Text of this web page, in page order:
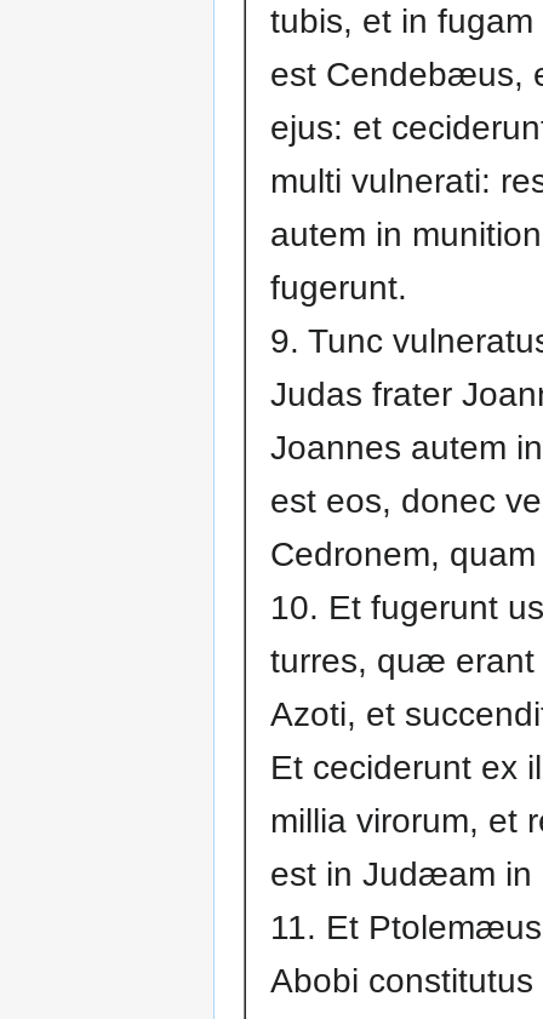
tubis, et in
est Cendebæus,
ejus: et
multi vulnerati:
autem in
fugerunt.
9. Tunc
Judas frater
Joannes autem
est eos, donec
Cedronem,
10. Et fugerunt
turres, quæ erant
Azoti, et
Et ceciderunt ex
millia virorum, et
est in Judæam in
11. Et
Abobi